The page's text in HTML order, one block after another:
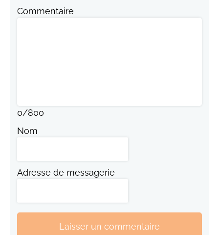
Commentaire
0/800
Nom
Adresse de messagerie
Laisser un commentaire